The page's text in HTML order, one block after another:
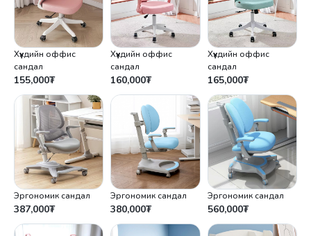
Хүүхдийн оффис
сандал
155,000₮
Хүүхдийн оффис
сандал
160,000₮
Хүүхдийн оффис
сандал
165,000₮
Эргономик сандал
387,000₮
Эргономик сандал
380,000₮
Эргономик сандал
560,000₮